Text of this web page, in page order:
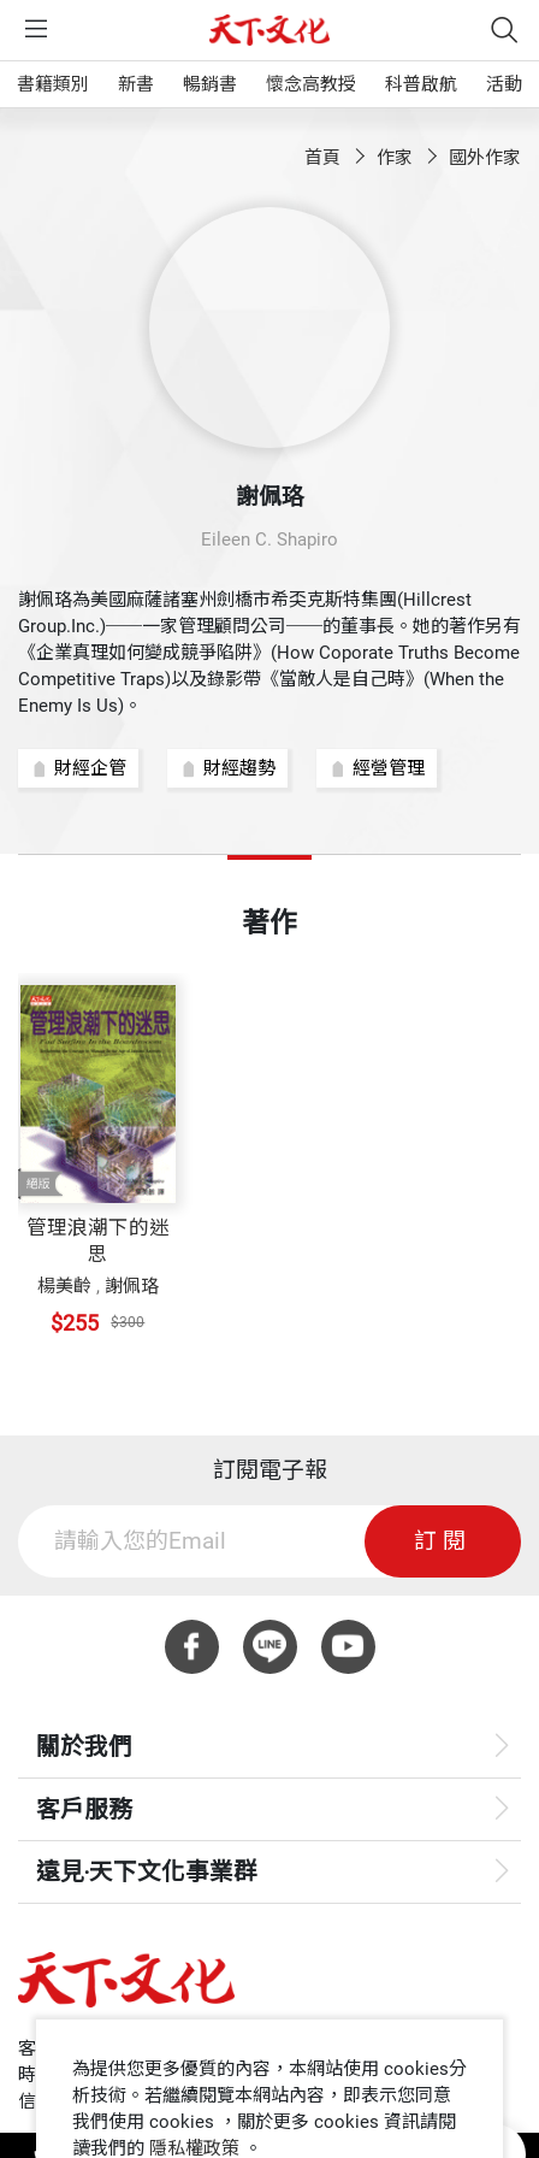
書籍類別 新書 暢銷書 懷念高教授 科普啟航 活動
首頁 作家 國外作家
謝佩珞
Eileen C. Shapiro
謝佩珞為美國麻薩諸塞州劍橋市希奀克斯特集團(Hillcrest
Group.Inc.)──一家管理顧問公司──的董事長。她的著作另有
《企業真理如何變成競爭陷阱》(How Coporate Truths Become
Competitive Traps)以及錄影帶《當敵人是自己時》(When the
Enemy Is Us)。
財經企管 財經趨勢 經營管理
著作
管理浪潮下的迷
思
楊美齡 , 謝佩珞
$255 $300
訂閱電子報
訂閱
關於我們
客戶服務
遠見‧天下文化事業群
哈佛商業評論
領導影響力學院
1號課堂
客服專線：+886 2 2662-0012
時間：週一~週五9:00~12:30;13:30~17:00
信箱：service@cwgv.com.tw
為提供您更多優質的內容，本網站使用 cookies分
析技術。若繼續閱覽本網站內容，即表示您同意
我們使用 cookies ，關於更多 cookies 資訊請閱
讀我們的 隱私權政策 。